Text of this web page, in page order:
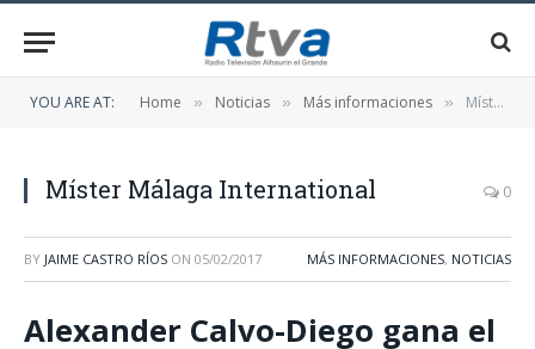
YOU ARE AT: Home » Noticias » Más informaciones » Míster Málaga International
Míster Málaga International 0
BY JAIME CASTRO RÍOS ON 05/02/2017 MÁS INFORMACIONES, NOTICIAS
Alexander Calvo-Diego gana el